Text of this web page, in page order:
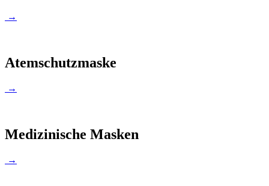
→
Atemschutzmaske
→
Medizinische Masken
→